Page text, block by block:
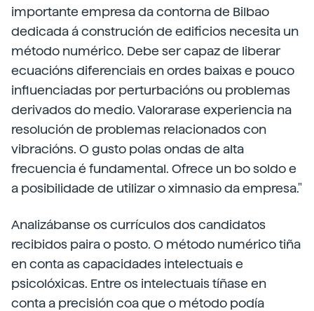
importante empresa da contorna de Bilbao
dedicada á construción de edificios necesita un
método numérico. Debe ser capaz de liberar
ecuacións diferenciais en ordes baixas e pouco
influenciadas por perturbacións ou problemas
derivados do medio. Valorarase experiencia na
resolución de problemas relacionados con
vibracións. O gusto polas ondas de alta
frecuencia é fundamental. Ofrece un bo soldo e
a posibilidade de utilizar o ximnasio da empresa."
Analizábanse os currículos dos candidatos
recibidos paira o posto. O método numérico tiña
en conta as capacidades intelectuais e
psicolóxicas. Entre os intelectuais tíñase en
conta a precisión coa que o método podía